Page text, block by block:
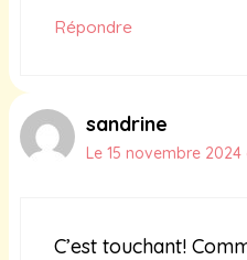
Répondre
sandrine
Le 15 novembre 2024
C’est touchant!